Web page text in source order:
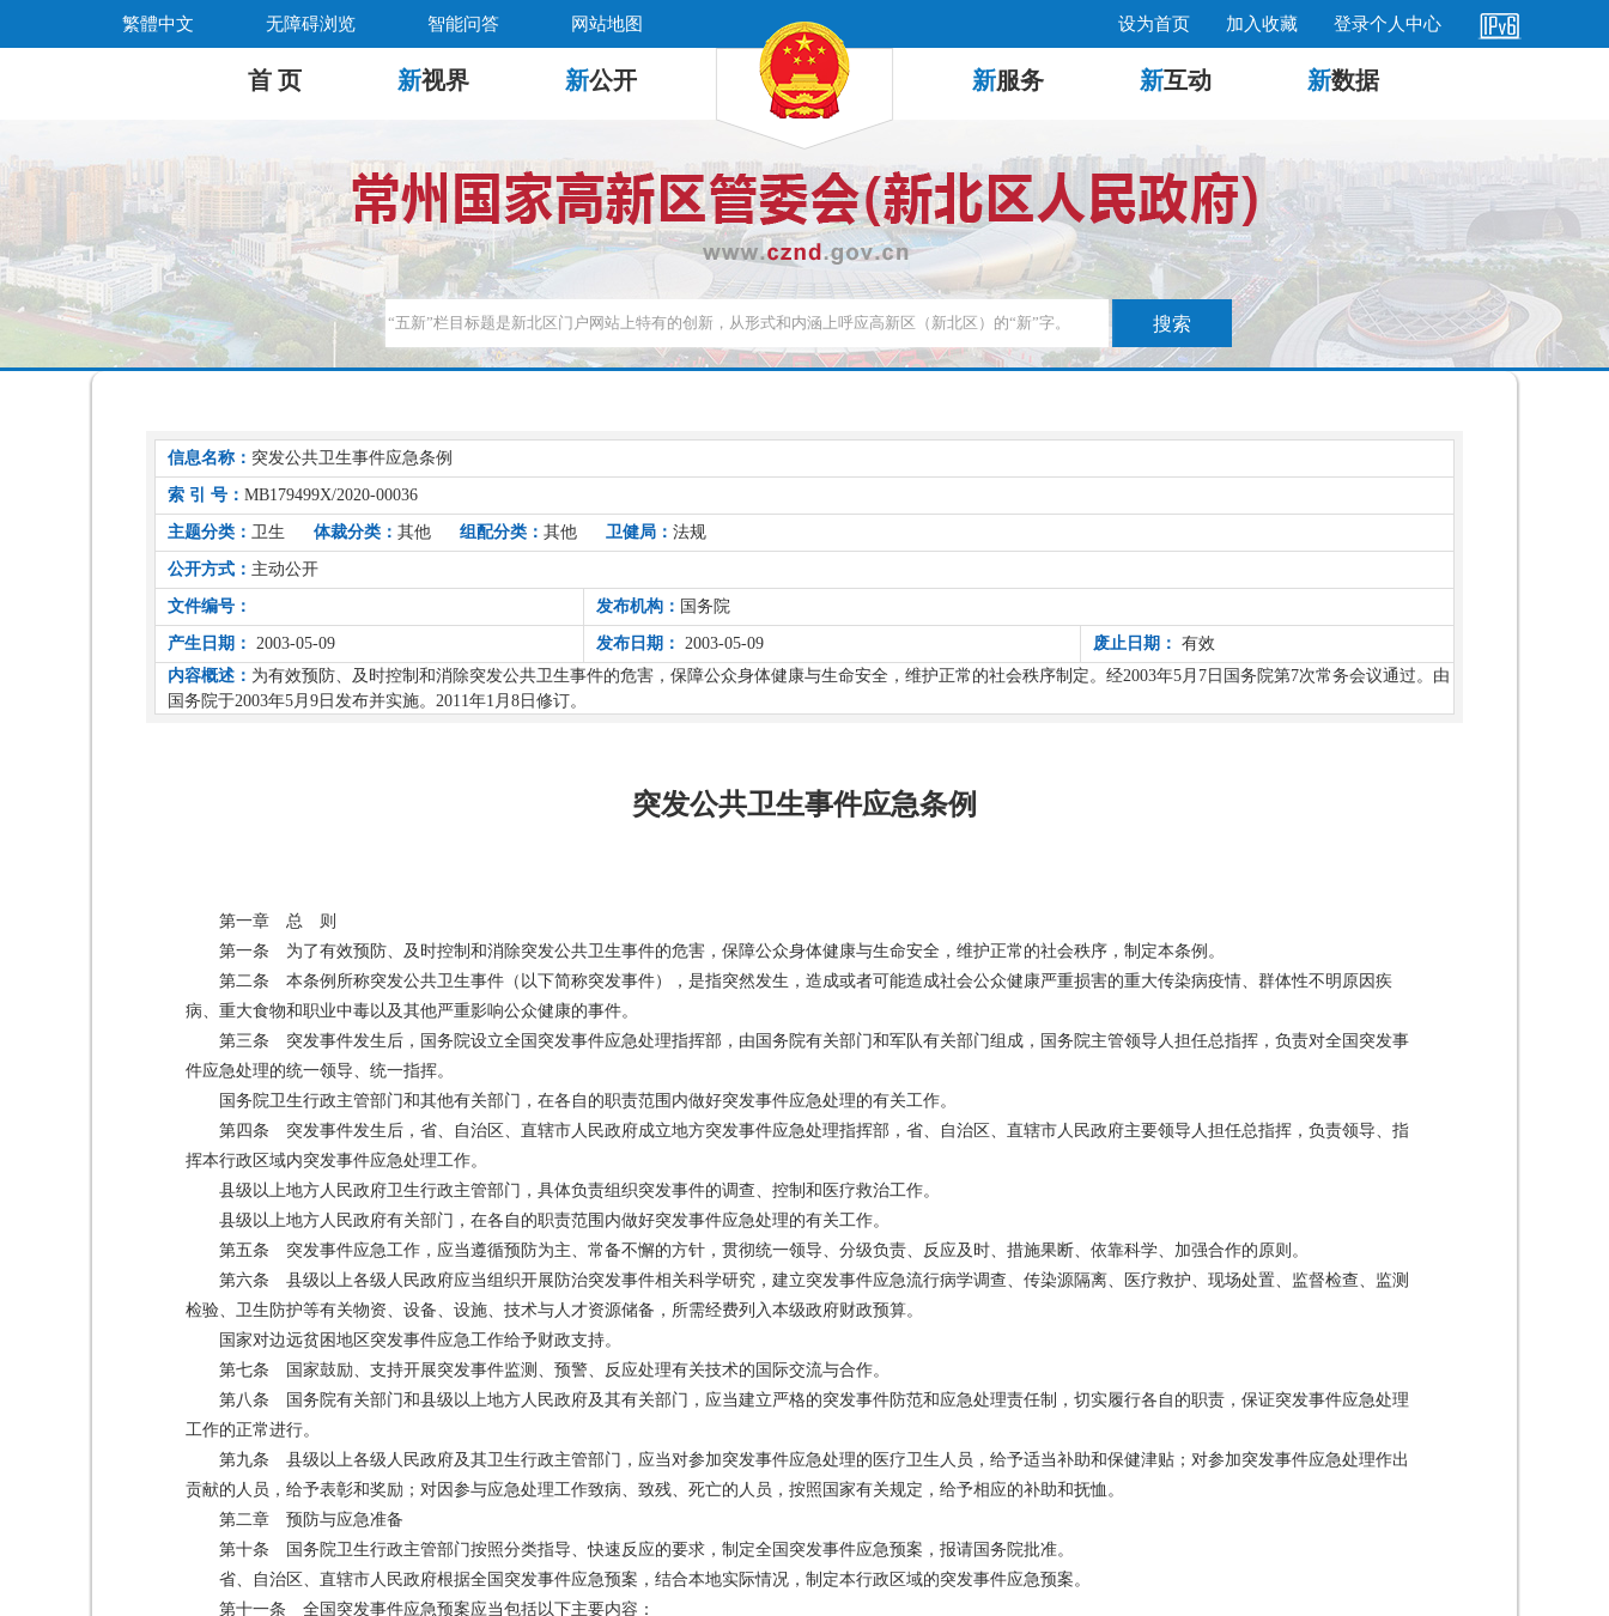
繁體中文 无障碍浏览 智能问答 网站地图 设为首页 加入收藏 登录个人中心
首 页 新视界 新公开 新服务 新互动 新数据
信息名称： 突发公共卫生事件应急条例
索 引 号： MB179499X/2020-00036
主题分类： 卫生 体裁分类： 其他 组配分类： 其他 卫健局： 法规
公开方式： 主动公开
文件编号： 发布机构： 国务院
产生日期： 2003-05-09 发布日期： 2003-05-09 废止日期： 有效
内容概述： 为有效预防、及时控制和消除突发公共卫生事件的危害，保障公众身体健康与生命安全，维护正常的社会秩序制定。经2003年5月7日国务院第7次常务会议通过。由
国务院于2003年5月9日发布并实施。2011年1月8日修订。
突发公共卫生事件应急条例
第一章 总 则
第一条 为了有效预防、及时控制和消除突发公共卫生事件的危害，保障公众身体健康与生命安全，维护正常的社会秩序，制定本条例。
第二条 本条例所称突发公共卫生事件（以下简称突发事件），是指突然发生，造成或者可能造成社会公众健康严重损害的重大传染病疫情、群体性不明原因疾
病、重大食物和职业中毒以及其他严重影响公众健康的事件。
第三条 突发事件发生后，国务院设立全国突发事件应急处理指挥部，由国务院有关部门和军队有关部门组成，国务院主管领导人担任总指挥，负责对全国突发事
件应急处理的统一领导、统一指挥。
国务院卫生行政主管部门和其他有关部门，在各自的职责范围内做好突发事件应急处理的有关工作。
第四条 突发事件发生后，省、自治区、直辖市人民政府成立地方突发事件应急处理指挥部，省、自治区、直辖市人民政府主要领导人担任总指挥，负责领导、指
挥本行政区域内突发事件应急处理工作。
县级以上地方人民政府卫生行政主管部门，具体负责组织突发事件的调查、控制和医疗救治工作。
县级以上地方人民政府有关部门，在各自的职责范围内做好突发事件应急处理的有关工作。
第五条 突发事件应急工作，应当遵循预防为主、常备不懈的方针，贯彻统一领导、分级负责、反应及时、措施果断、依靠科学、加强合作的原则。
第六条 县级以上各级人民政府应当组织开展防治突发事件相关科学研究，建立突发事件应急流行病学调查、传染源隔离、医疗救护、现场处置、监督检查、监测
检验、卫生防护等有关物资、设备、设施、技术与人才资源储备，所需经费列入本级政府财政预算。
国家对边远贫困地区突发事件应急工作给予财政支持。
第七条 国家鼓励、支持开展突发事件监测、预警、反应处理有关技术的国际交流与合作。
第八条 国务院有关部门和县级以上地方人民政府及其有关部门，应当建立严格的突发事件防范和应急处理责任制，切实履行各自的职责，保证突发事件应急处理
工作的正常进行。
第九条 县级以上各级人民政府及其卫生行政主管部门，应当对参加突发事件应急处理的医疗卫生人员，给予适当补助和保健津贴；对参加突发事件应急处理作出
贡献的人员，给予表彰和奖励；对因参与应急处理工作致病、致残、死亡的人员，按照国家有关规定，给予相应的补助和抚恤。
第二章 预防与应急准备
第十条 国务院卫生行政主管部门按照分类指导、快速反应的要求，制定全国突发事件应急预案，报请国务院批准。
省、自治区、直辖市人民政府根据全国突发事件应急预案，结合本地实际情况，制定本行政区域的突发事件应急预案。
第十一条 全国突发事件应急预案应当包括以下主要内容：